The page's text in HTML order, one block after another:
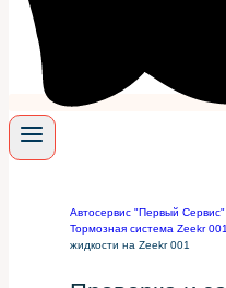
Автосервис "Первый Сервис"
Тормозная система Zeekr 001
жидкости на Zeekr 001